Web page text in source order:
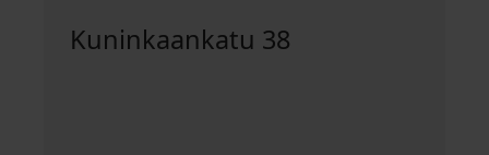
Kuninkaankatu 38